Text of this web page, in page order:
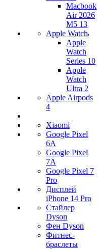
Macbook
Air 2026
M5 13
Apple Watch
Apple
Watch
Series 10
Apple
Watch
Ultra 2
Apple Airpods
4
Xiaomi
Google Pixel
6A
Google Pixel
7А
Google Pixel 7
Pro
Дисплей
iPhone 14 Pro
Стайлер
Dyson
Фен Dyson
Фитнес-
браслеты